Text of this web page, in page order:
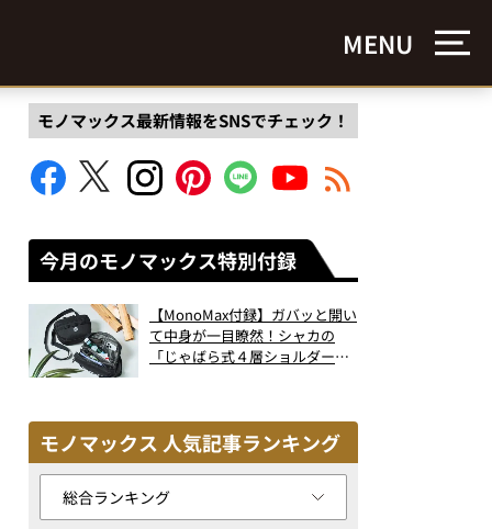
MENU
モノマックス最新情報をSNSでチェック！
今月のモノマックス特別付録
【MonoMax付録】ガバッと開い
て中身が一目瞭然！シャカの
「じゃばら式４層ショルダーバ
モノマックス 人気記事ランキング